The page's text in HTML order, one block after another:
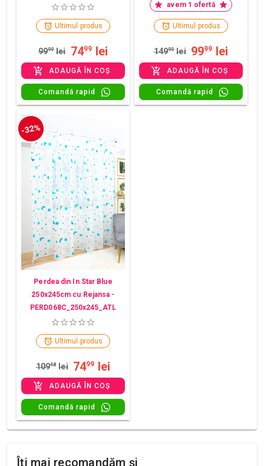
Ultimul produs
9999 lei 7499 lei
ADAUGĂ ÎN COȘ
Comandă rapid
avem 1 ofertă
Ultimul produs
14999 lei 9999 lei
ADAUGĂ ÎN COȘ
Comandă rapid
-32%
Perdea din In Star Blue
250x245cm cu Rejansa -
PERD068C_250x245_ATL
Ultimul produs
10948 lei 7499 lei
ADAUGĂ ÎN COȘ
Comandă rapid
Îți mai recomandăm și